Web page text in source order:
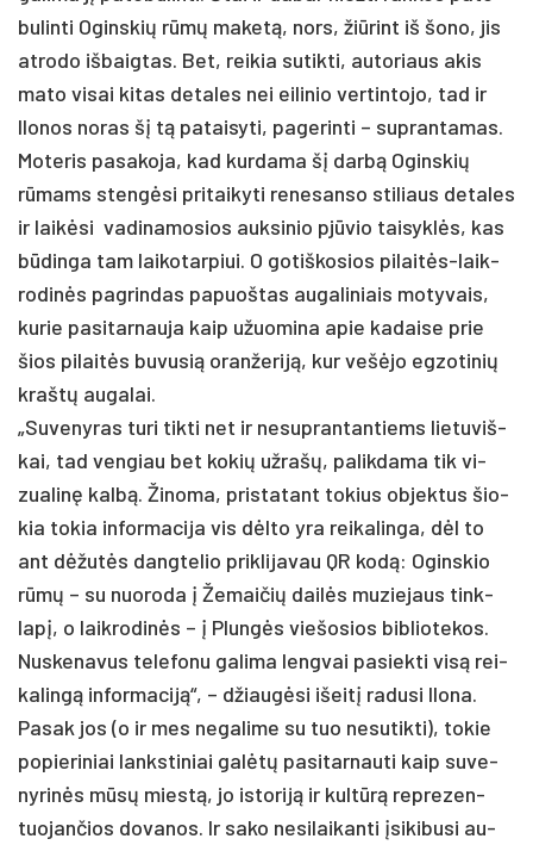
bu­lin­ti Ogins­kių rūmų ma­ketą, nors, žiū­rint iš šo­no, jis
at­ro­do iš­baig­tas. Bet, rei­kia su­tik­ti, au­to­riaus akis
ma­to vi­sai ki­tas de­ta­les nei ei­li­nio ver­tin­to­jo, tad ir
Ilo­nos no­ras šį tą pa­tai­sy­ti, pa­ge­rin­ti – su­pran­ta­mas.
Mo­te­ris pa­sa­ko­ja, kad kur­da­ma šį darbą Ogins­kių
rūmams stengė­si pri­tai­ky­ti re­ne­san­so sti­liaus de­ta­les
ir laikė­si va­di­na­mo­sios auk­si­nio pjūvio tai­syklės, kas
būdin­ga tam lai­ko­tar­piui. O go­tiš­ko­sios pi­laitės-laik­
ro­dinės pa­grin­das pa­puoš­tas au­ga­li­niais mo­ty­vais,
ku­rie pa­si­tar­nau­ja kaip užuo­mi­na apie ka­dai­se prie
šios pi­laitės bu­vu­sią oran­že­riją, kur vešė­jo eg­zo­ti­nių
kraštų au­ga­lai.
„Su­ve­ny­ras tu­ri tik­ti net ir ne­sup­ran­tan­tiems lie­tu­viš­
kai, tad ven­giau bet ko­kių už­rašų, pa­lik­da­ma tik vi­
zua­linę kalbą. Ži­no­ma, pri­sta­tant to­kius ob­jek­tus šio­
kia to­kia in­for­ma­ci­ja vis dėlto yra rei­ka­lin­ga, dėl to
ant dėžutės dang­te­lio pri­kli­ja­vau QR kodą: Ogins­kio
rūmų – su nuo­ro­da į Že­mai­čių dailės mu­zie­jaus tink­
lapį, o laik­ro­dinės – į Plungės vie­šo­sios bib­lio­te­kos.
Nus­ke­na­vus te­le­fo­nu ga­li­ma leng­vai pa­siek­ti visą rei­
ka­lingą in­for­ma­ciją“, – džiaugė­si išeitį ra­du­si Ilo­na.
Pa­sak jos (o ir mes ne­ga­li­me su tuo ne­su­tik­ti), to­kie
po­pie­ri­niai lanks­ti­niai galėtų pa­si­tar­nau­ti kaip su­ve­
ny­rinės mūsų miestą, jo is­to­riją ir kultūrą rep­re­zen­
tuo­jan­čios do­va­nos. Ir sa­ko ne­si­lai­kan­ti įsi­ki­bu­si au­